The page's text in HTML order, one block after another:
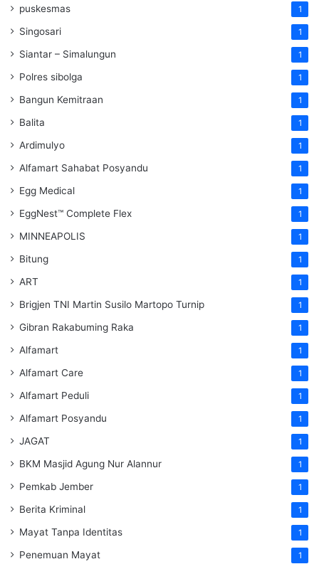
puskesmas 1
Singosari 1
Siantar – Simalungun 1
Polres sibolga 1
Bangun Kemitraan 1
Balita 1
Ardimulyo 1
Alfamart Sahabat Posyandu 1
Egg Medical 1
EggNest™ Complete Flex 1
MINNEAPOLIS 1
Bitung 1
ART 1
Brigjen TNI Martin Susilo Martopo Turnip 1
Gibran Rakabuming Raka 1
Alfamart 1
Alfamart Care 1
Alfamart Peduli 1
Alfamart Posyandu 1
JAGAT 1
BKM Masjid Agung Nur Alannur 1
Pemkab Jember 1
Berita Kriminal 1
Mayat Tanpa Identitas 1
Penemuan Mayat 1